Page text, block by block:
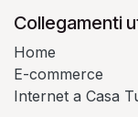
Collegamenti
Home
E-commerce
Internet a Casa